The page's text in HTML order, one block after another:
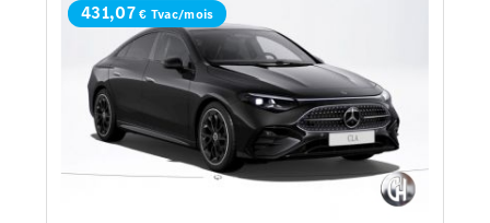
431,07€ Tvac/mois